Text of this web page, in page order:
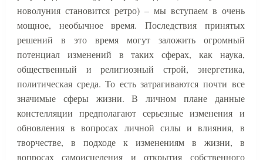
новолуния становится ретро) – мы вступаем в очень
мощное, необычное время. Последствия принятых
решений в это время могут заложить огромный
потенциал изменений в таких сферах, как наука,
общественный и религиозный строй, энергетика,
политическая среда. То есть затрагиваются почти все
значимые сферы жизни. В личном плане данные
констелляции предполагают серьезные изменения и
обновления в вопросах личной силы и влияния, в
творчестве, в подходе к изменениям в жизни, в
вопросах самоисцеления и открытия собственного